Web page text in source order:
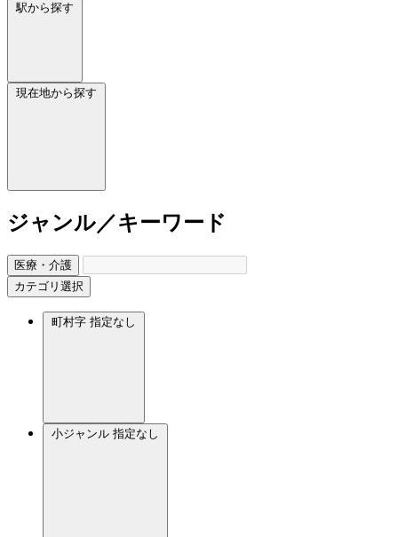
駅から探す
現在地から探す
ジャンル／キーワード
医療・介護
カテゴリ選択
町村字 指定なし
小ジャンル 指定なし